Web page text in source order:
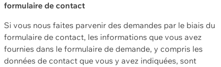
formulaire de contact
Si vous nous faites parvenir des demandes par le biais du
formulaire de contact, les informations que vous avez
fournies dans le formulaire de demande, y compris les
données de contact que vous y avez indiquées, sont